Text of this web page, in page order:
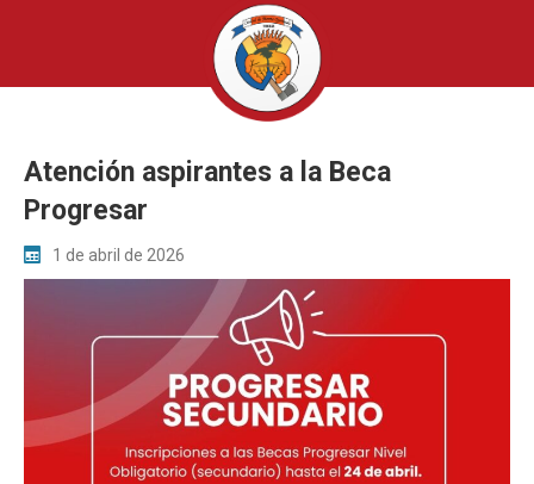
Atención aspirantes a la Beca
Progresar
1 de abril de 2026